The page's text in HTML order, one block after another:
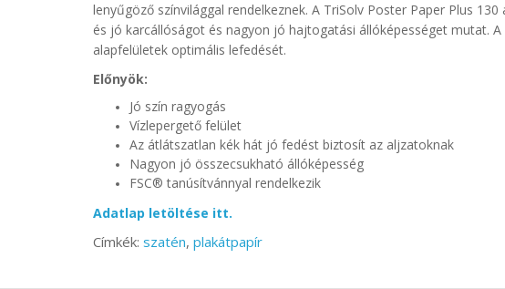
lenyűgöző színvilággal rendelkeznek. A TriSolv Poster Paper Plus
és jó karcállóságot és nagyon jó hajtogatási állóképességet mutat.
alapfelületek optimális lefedését.
Előnyök:
Jó szín ragyogás
Vízlepergető felület
Az átlátszatlan kék hát jó fedést biztosít az aljzatoknak
Nagyon jó összecsukható állóképesség
FSC® tanúsítvánnyal rendelkezik
Adatlap letöltése itt.
Címkék: szatén, plakátpapír